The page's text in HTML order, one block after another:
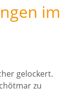
im
gelockert.
zu